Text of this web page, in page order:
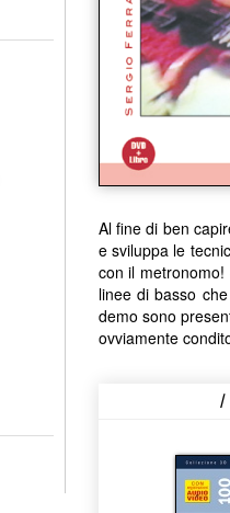
Al fine di ben
e sviluppa le
con il
linee di basso
demo sono
ovviamente